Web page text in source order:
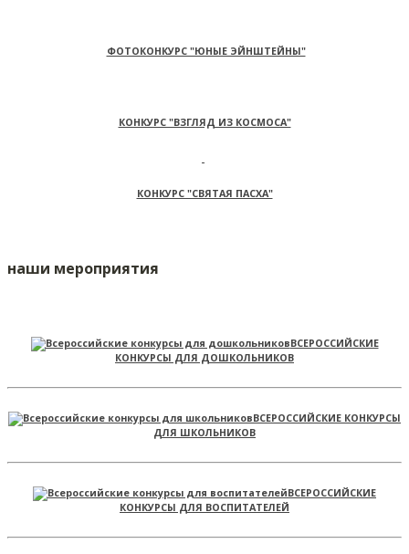
ФОТОКОНКУРС "ЮНЫЕ ЭЙНШТЕЙНЫ"
КОНКУРС "ВЗГЛЯД ИЗ КОСМОСА"
КОНКУРС "СВЯТАЯ ПАСХА"
наши мероприятия
ВСЕРОССИЙСКИЕ
КОНКУРСЫ ДЛЯ ДОШКОЛЬНИКОВ
ВСЕРОССИЙСКИЕ КОНКУРСЫ
ДЛЯ ШКОЛЬНИКОВ
ВСЕРОССИЙСКИЕ
КОНКУРСЫ ДЛЯ ВОСПИТАТЕЛЕЙ